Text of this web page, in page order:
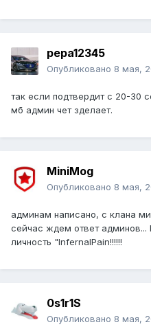
pepa12345
Опубликовано 8 мая,
так если подтвердит с 20-30
мб админ чет зделает.
MiniMog
Опубликовано 8 мая,
админам написано, с клана
сейчас ждем ответ админов...
личность "InfernalPain!!!!!!
0s1r1S
Опубликовано 8 мая,